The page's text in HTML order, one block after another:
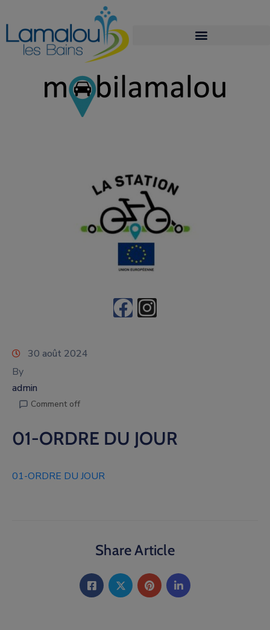
30 août 2024
By
admin
Comment off
01-ORDRE DU JOUR
01-ORDRE DU JOUR
Share Article